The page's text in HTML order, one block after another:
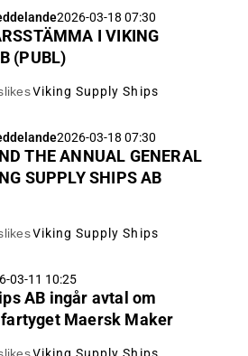
2026-03-18 07:30
I VIKING
(PUBL)
Viking Supply Ships
2026-03-18 07:30
THE ANNUAL GENERAL
SUPPLY SHIPS AB
Viking Supply Ships
03-11 10:25
AB ingår avtal om
Maersk Maker